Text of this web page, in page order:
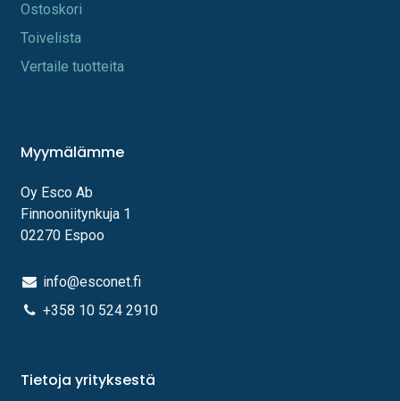
Os​toskori
Toi​velista
Vertaile tuotteita
Myymälämme
Oy Esco Ab
Finnooniitynkuja 1
02270 Espoo
info@esconet.fi
+358 10 524 2910
Tietoja yrityksestä